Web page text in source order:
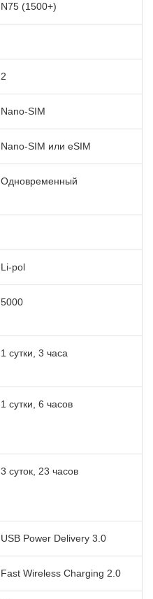
N75 (1500+)
2
Nano-SIM
Nano-SIM или eSIM
Одновременный
Li-pol
5000
1 сутки, 3 часа
1 сутки, 6 часов
3 суток, 23 часов
USB Power Delivery 3.0
Fast Wireless Charging 2.0